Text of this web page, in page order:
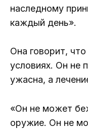
наследному
каждый день».
Она говорит,
условиях. Он не
ужасна, а
«Он не может
оружие. Он не